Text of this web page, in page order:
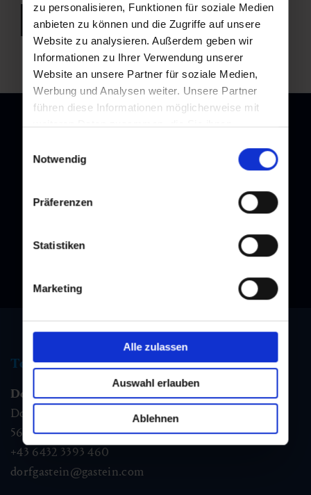
zu personalisieren, Funktionen für soziale Medien
anbieten zu können und die Zugriffe auf unsere
Website zu analysieren. Außerdem geben wir
Informationen zu Ihrer Verwendung unserer
Website an unsere Partner für soziale Medien,
Werbung und Analysen weiter. Unsere Partner
führen diese Informationen möglicherweise mit
weiteren Daten zusammen, die Sie ihnen
Nutzung der Dienste gesammelt haben.
Notwendig
Präferenzen
Statistiken
Marketing
Alle zulassen
Auswahl erlauben
Ablehnen
back to overview
Subscribe to our newsletter and stay up to date!
Tourist information
Dorfgastein
Dorfstraße 1,
5632 Dorfgastein
+43 6432 3393 460
dorfgastein@gastein.com